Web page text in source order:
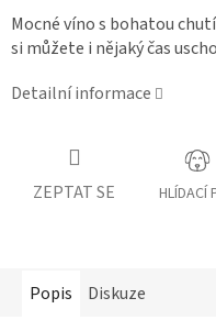
Mocné víno s bohatou
si můžete i nějaký čas
Detailní informace
ZEPTAT SE HLÍDACÍ
Popis Diskuze